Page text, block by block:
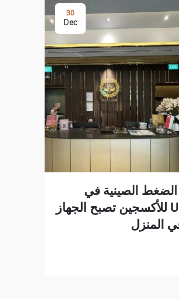
30
Dec
الصينية في
جنوب شرق آسيا — غرفة Ueerl للأكسجين تصبح الجهاز
المنزل